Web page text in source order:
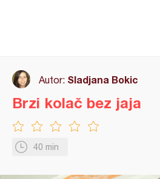
Autor: Sladjana Bokic
40 min
Brzi kolač bez jaja